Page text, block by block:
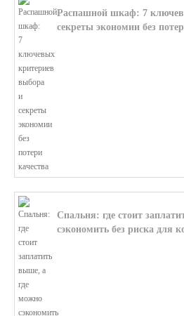
Распашной шкаф: 7
секреты экономии без
Спальня: где стоит
сэкономить без риска для